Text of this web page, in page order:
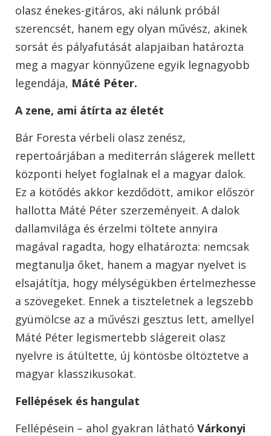
olasz énekes-gitáros, aki nálunk próbál
szerencsét, hanem egy olyan művész, akinek
sorsát és pályafutását alapjaiban határozta
meg a magyar könnyűzene egyik legnagyobb
legendája, Máté Péter.
A zene, ami átírta az életét
Bár Foresta vérbeli olasz zenész,
repertoárjában a mediterrán slágerek mellett
központi helyet foglalnak el a magyar dalok.
Ez a kötődés akkor kezdődött, amikor először
hallotta Máté Péter szerzeményeit. A dalok
dallamvilága és érzelmi töltete annyira
magával ragadta, hogy elhatározta: nemcsak
megtanulja őket, hanem a magyar nyelvet is
elsajátítja, hogy mélységükben értelmezhesse
a szövegeket. Ennek a tiszteletnek a legszebb
gyümölcse az a művészi gesztus lett, amellyel
Máté Péter legismertebb slágereit olasz
nyelvre is átültette, új köntösbe öltöztetve a
magyar klasszikusokat.
Fellépések és hangulat
Fellépésein – ahol gyakran látható Várkonyi